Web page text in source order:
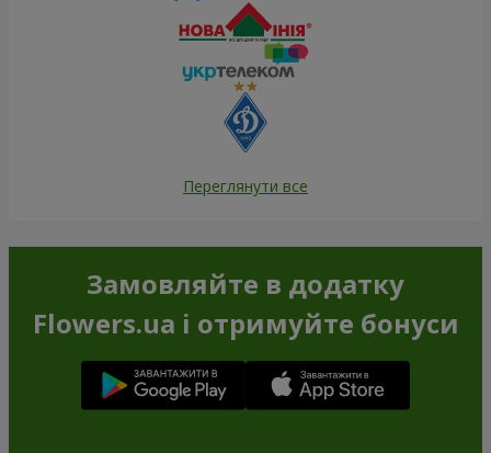
Переглянути все
Замовляйте в додатку
Flowers.ua і отримуйте бонуси